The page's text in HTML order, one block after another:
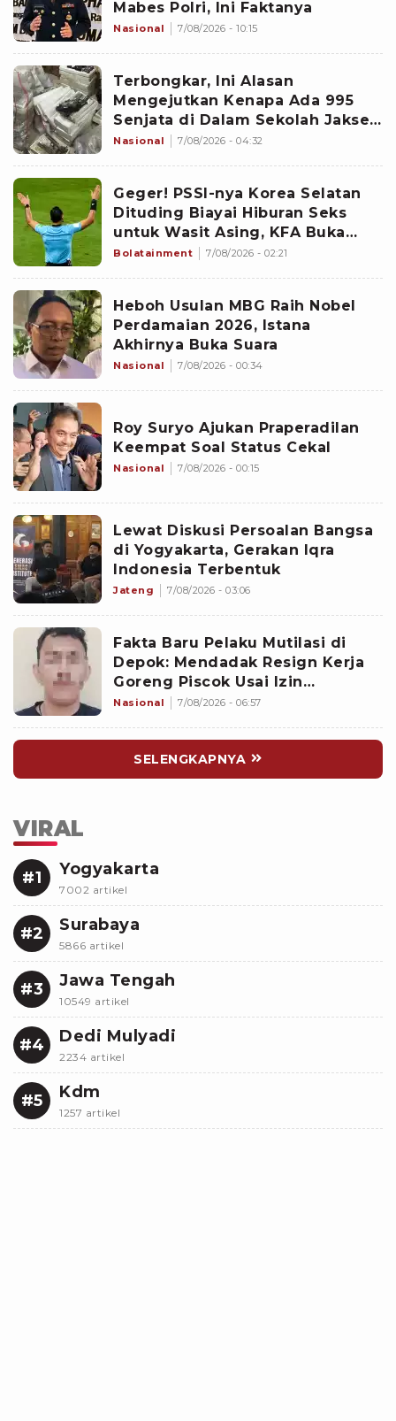
Mabes Polri, Ini Faktanya
Nasional 7/08/2026 - 10:15
Terbongkar, Ini Alasan
Mengejutkan Kenapa Ada 995
Senjata di Dalam Sekolah Jaksel
Sejak 2020
Nasional 7/08/2026 - 04:32
Geger! PSSI-nya Korea Selatan
Dituding Biayai Hiburan Seks
untuk Wasit Asing, KFA Buka
Suara
Bolatainment 7/08/2026 - 02:21
Heboh Usulan MBG Raih Nobel
Perdamaian 2026, Istana
Akhirnya Buka Suara
Nasional 7/08/2026 - 00:34
Roy Suryo Ajukan Praperadilan
Keempat Soal Status Cekal
Nasional 7/08/2026 - 00:15
Lewat Diskusi Persoalan Bangsa
di Yogyakarta, Gerakan Iqra
Indonesia Terbentuk
Jateng 7/08/2026 - 03:06
Fakta Baru Pelaku Mutilasi di
Depok: Mendadak Resign Kerja
Goreng Piscok Usai Izin
Interview di Mal
Nasional 7/08/2026 - 06:57
SELENGKAPNYA
VIRAL
#1 Yogyakarta
7002 artikel
#2 Surabaya
5866 artikel
#3 Jawa Tengah
10549 artikel
#4 Dedi Mulyadi
2234 artikel
#5 Kdm
1257 artikel